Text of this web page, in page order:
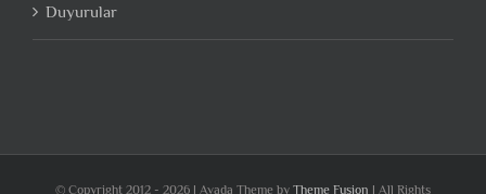
Duyurular
© Copyright 2012 - 2026 | Avada Theme by Theme Fusion | All Rights